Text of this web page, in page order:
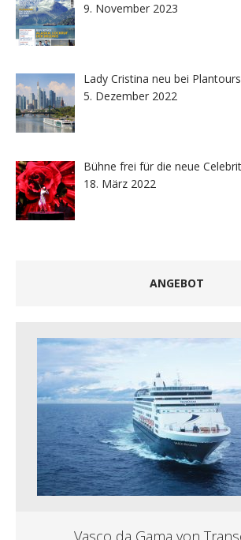
9. November 2023
Lady Cristina neu bei
5. Dezember 2022
Bühne frei für die neue
18. März 2022
ANGEBOT
Vasco da Gama von